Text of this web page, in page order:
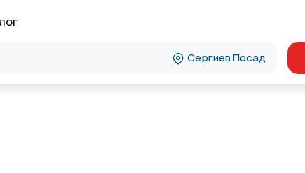
Сергиев Посад